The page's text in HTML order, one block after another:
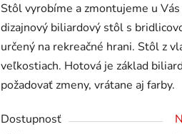
je
0,0
z
5
hviezdičiek.
Stôl vyrobíme a zmontujeme u
dizajnový biliardový stôl s
určený na rekreačné hrani. Stôl z
veľkostiach. Hotová je základ
požadovať zmeny, vrátane aj farby.
Dostupnosť